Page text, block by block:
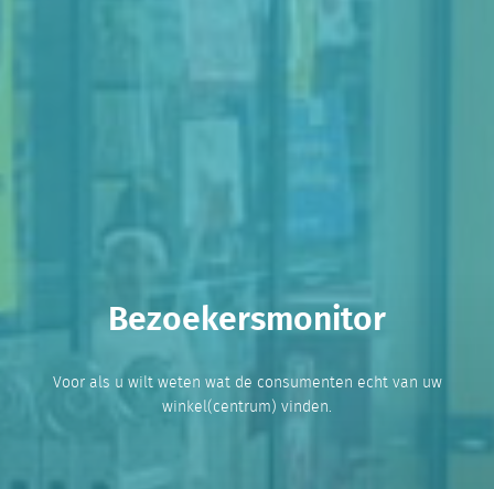
Bezoekersmonitor
Voor als u wilt weten wat de consumenten echt van uw
winkel(centrum) vinden.